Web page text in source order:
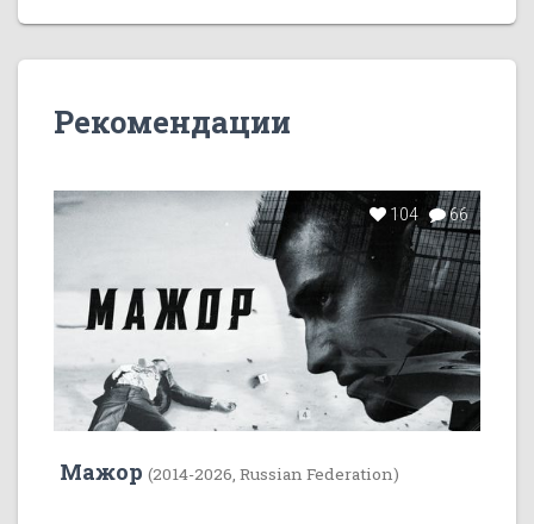
Рекомендации
104 66
Мажор (2014-2026, Russian Federation)